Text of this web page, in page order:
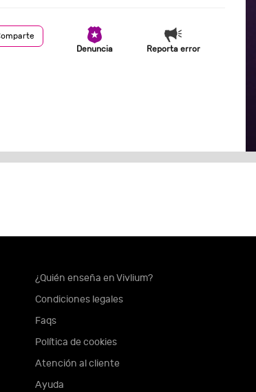
Denuncia
Reporta error
¿Quién enseña en Vivlium?
Condiciones legales
Faqs
Política de cookies
Atención al cliente
Ayuda